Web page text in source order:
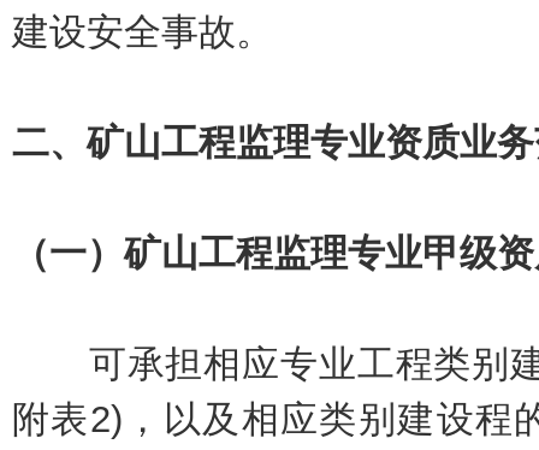
建设安全事故。
二、矿山工程监理专业资质业
（一）矿山工程监理专业甲级
可承担相应专业工程类别建
附表2)，以及相应类别建设程